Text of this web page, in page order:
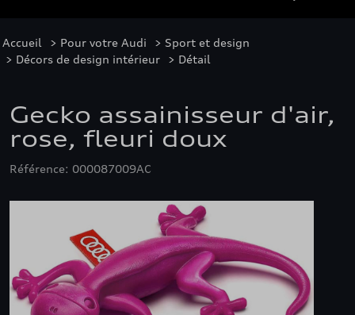
Accueil > Pour votre Audi > Sport et design
> Décors de design intérieur > Détail
Gecko assainisseur d'air,
rose, fleuri doux
Référence: 000087009AC